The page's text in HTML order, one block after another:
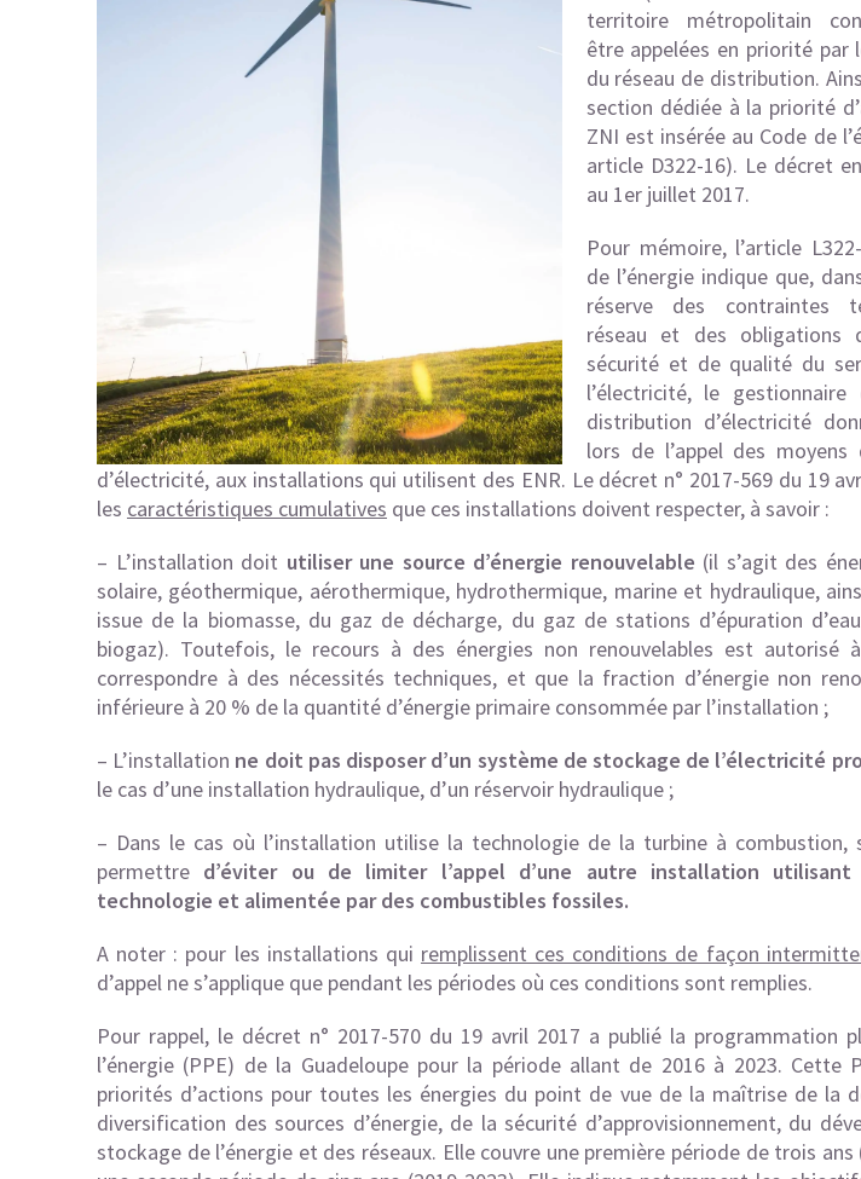
territoire métropolitain
être appelées en priorité par
du réseau de distribution.
section dédiée à la priorité
ZNI est insérée au Code de
article D322-16). Le décret
au 1er juillet 2017.
Pour mémoire, l’article
de l’énergie indique que,
réserve des contraintes
réseau et des obligations
sécurité et de qualité du
l’électricité, le
distribution d’électricité
lors de l’appel des moyens
d’électricité, aux installations qui utilisent des ENR. Le décret n° 2017-569 du 19
les caractéristiques cumulatives que ces installations doivent respecter, à savoir :
– L’installation doit utiliser une source d’énergie renouvelable (il s’agit des
solaire, géothermique, aérothermique, hydrothermique, marine et hydraulique,
issue de la biomasse, du gaz de décharge, du gaz de stations d’épuration
biogaz). Toutefois, le recours à des énergies non renouvelables est autorisé
correspondre à des nécessités techniques, et que la fraction d’énergie non
inférieure à 20 % de la quantité d’énergie primaire consommée par l’installation ;
– L’installation ne doit pas disposer d’un système de stockage de l’électricité
le cas d’une installation hydraulique, d’un réservoir hydraulique ;
– Dans le cas où l’installation utilise la technologie de la turbine à combustion,
permettre d’éviter ou de limiter l’appel d’une autre installation
technologie et alimentée par des combustibles fossiles.
A noter : pour les installations qui remplissent ces conditions de façon
d’appel ne s’applique que pendant les périodes où ces conditions sont remplies.
Pour rappel, le décret n° 2017-570 du 19 avril 2017 a publié la programmation
l’énergie (PPE) de la Guadeloupe pour la période allant de 2016 à 2023. Cette
priorités d’actions pour toutes les énergies du point de vue de la maîtrise de la
diversification des sources d’énergie, de la sécurité d’approvisionnement, du
stockage de l’énergie et des réseaux. Elle couvre une première période de trois ans